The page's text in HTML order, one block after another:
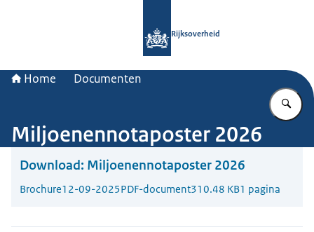
Rijksoverheid
Home Documenten
Miljoenennotaposter 2026
Download: Miljoenennotaposter 2026
Brochure12-09-2025PDF-document310.48 KB1 pagina